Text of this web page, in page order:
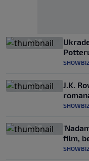
J.K.
film,